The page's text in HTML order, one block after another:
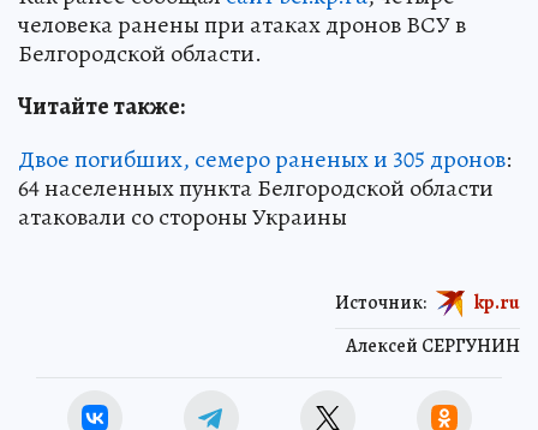
человека ранены при атаках дронов ВСУ в
Белгородской области.
Читайте также:
Двое погибших, семеро раненых и 305 дронов:
64 населенных пункта Белгородской области
атаковали со стороны Украины
Алексей СЕРГУНИН
Источник: kp.ru